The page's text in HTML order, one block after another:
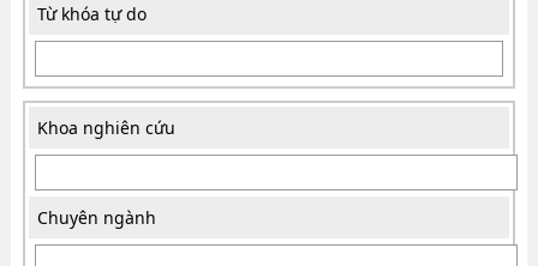
Từ khóa tự do
Khoa nghiên cứu
Chuyên ngành